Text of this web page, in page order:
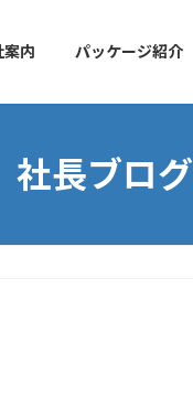
案内 パッケージ紹介
社長ブログ